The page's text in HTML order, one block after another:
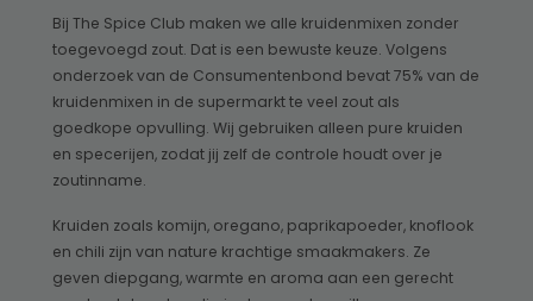
Bij The Spice Club maken we alle kruidenmixen zonder
toegevoegd zout. Dat is een bewuste keuze. Volgens
onderzoek van de Consumentenbond bevat 75% van de
kruidenmixen in de supermarkt te veel zout als
goedkope opvulling. Wij gebruiken alleen pure kruiden
en specerijen, zodat jij zelf de controle houdt over je
zoutinname.
Kruiden zoals komijn, oregano, paprikapoeder, knoflook
en chili zijn van nature krachtige smaakmakers. Ze
geven diepgang, warmte en aroma aan een gerecht